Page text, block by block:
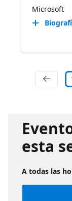
Microsoft
esta
A todas las